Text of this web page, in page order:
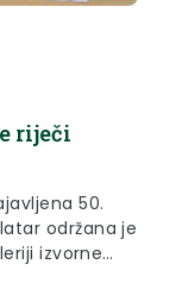
riječi
50.
održana je
izvorne